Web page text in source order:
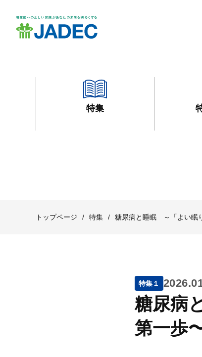
特集
トップページ / 特集 / 糖尿病と睡眠 ～「よい眠
特集１
糖尿病
第一歩